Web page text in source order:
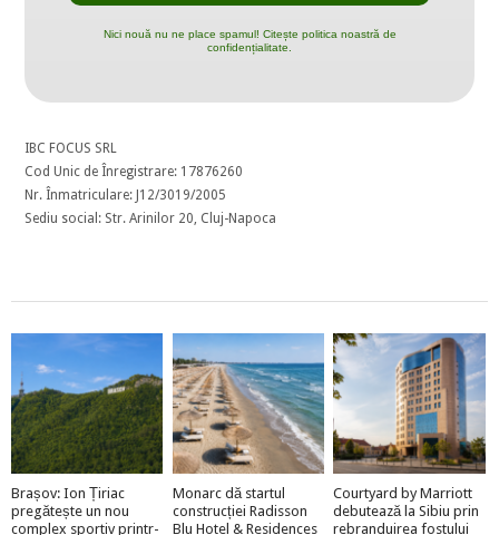
Nici nouă nu ne place spamul! Citește politica noastră de
confidențialitate.
IBC FOCUS SRL
Cod Unic de Înregistrare: 17876260
Nr. Înmatriculare: J12/3019/2005
Sediu social: Str. Arinilor 20, Cluj-Napoca
Brașov: Ion Țiriac
pregătește un nou
complex sportiv printr-
Monarc dă startul
construcției Radisson
Blu Hotel & Residences
Courtyard by Marriott
debutează la Sibiu prin
rebranduirea fostului